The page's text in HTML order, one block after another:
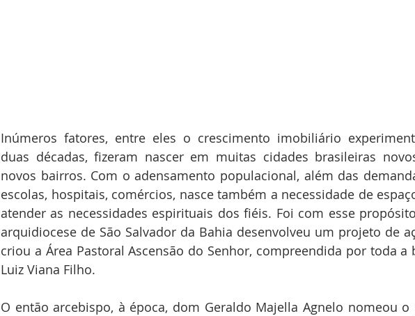
Inúmeros fatores, entre eles o crescimento imobiliário
duas décadas, fizeram nascer em muitas cidades brasileiras
novos bairros. Com o adensamento populacional, além das
escolas, hospitais, comércios, nasce também a necessidade de
atender as necessidades espirituais dos fiéis. Foi com esse
arquidiocese de São Salvador da Bahia desenvolveu um projeto de
criou a Área Pastoral Ascensão do Senhor, compreendida por toda a
Luiz Viana Filho.
O então arcebispo, à época, dom Geraldo Majella Agnelo nomeou